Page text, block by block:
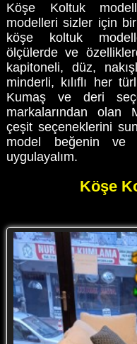
Köşe Koltuk
modelleri sizler için
köşe koltuk
ölçülerde ve
kapitoneli, düz,
minderli, kılıflı her
Kumaş ve deri
markalarından olan
çeşit seçeneklerini
model beğenin ve
uygulayalım.
Köşe